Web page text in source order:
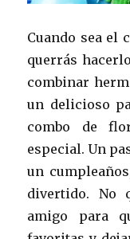
Cuando sea el
querrás
combinar
un delicioso
combo de
especial. Un
un
divertido. No
amigo para